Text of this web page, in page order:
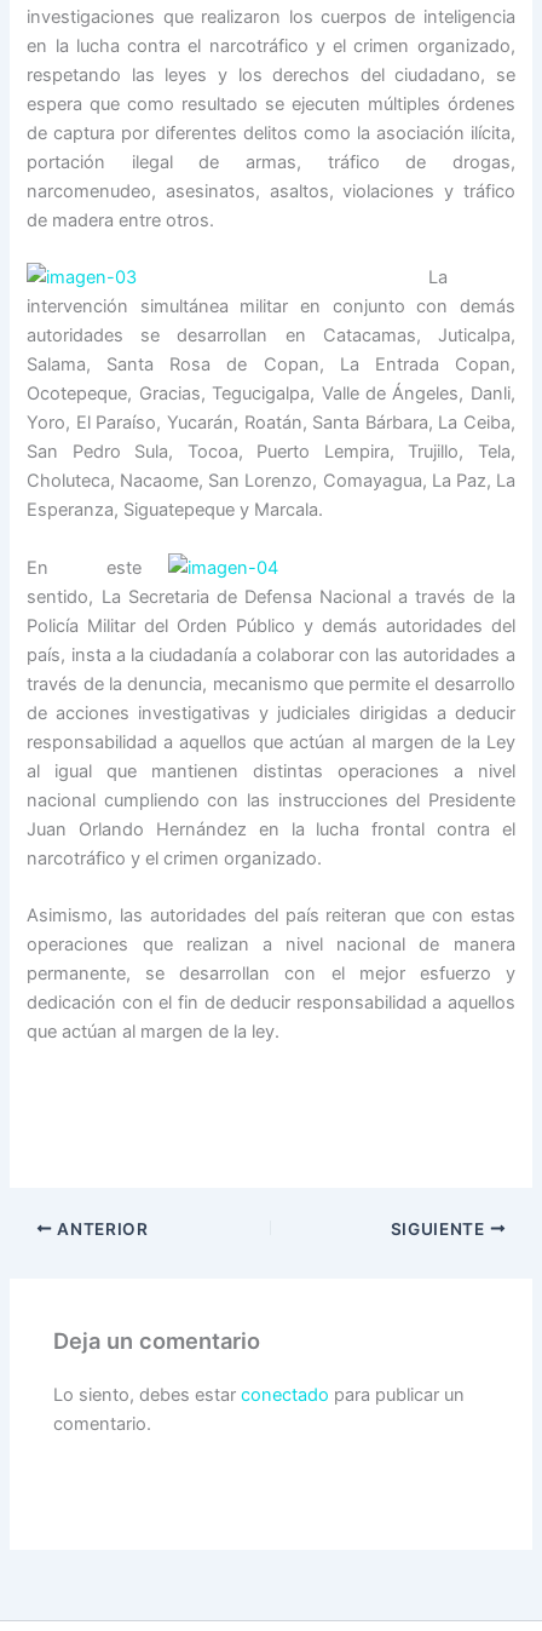
investigaciones que realizaron los cuerpos de inteligencia
en la lucha contra el narcotráfico y el crimen organizado,
respetando las leyes y los derechos del ciudadano, se
espera que como resultado se ejecuten múltiples órdenes
de captura por diferentes delitos como la asociación ilícita,
portación ilegal de armas, tráfico de drogas,
narcomenudeo, asesinatos, asaltos, violaciones y tráfico
de madera entre otros.
La
intervención simultánea militar en conjunto con demás
autoridades se desarrollan en Catacamas, Juticalpa,
Salama, Santa Rosa de Copan, La Entrada Copan,
Ocotepeque, Gracias, Tegucigalpa, Valle de Ángeles, Danli,
Yoro, El Paraíso, Yucarán, Roatán, Santa Bárbara, La Ceiba,
San Pedro Sula, Tocoa, Puerto Lempira, Trujillo, Tela,
Choluteca, Nacaome, San Lorenzo, Comayagua, La Paz, La
Esperanza, Siguatepeque y Marcala.
En este
sentido, La Secretaria de Defensa Nacional a través de la
Policía Militar del Orden Público y demás autoridades del
país, insta a la ciudadanía a colaborar con las autoridades a
través de la denuncia, mecanismo que permite el desarrollo
de acciones investigativas y judiciales dirigidas a deducir
responsabilidad a aquellos que actúan al margen de la Ley
al igual que mantienen distintas operaciones a nivel
nacional cumpliendo con las instrucciones del Presidente
Juan Orlando Hernández en la lucha frontal contra el
narcotráfico y el crimen organizado.
Asimismo, las autoridades del país reiteran que con estas
operaciones que realizan a nivel nacional de manera
permanente, se desarrollan con el mejor esfuerzo y
dedicación con el fin de deducir responsabilidad a aquellos
que actúan al margen de la ley.
ANTERIOR SIGUIENTE
Deja un comentario
Lo siento, debes estarconectado para publicar un
comentario.